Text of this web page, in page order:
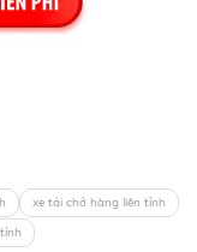
xe tải chở hàng liên tỉnh